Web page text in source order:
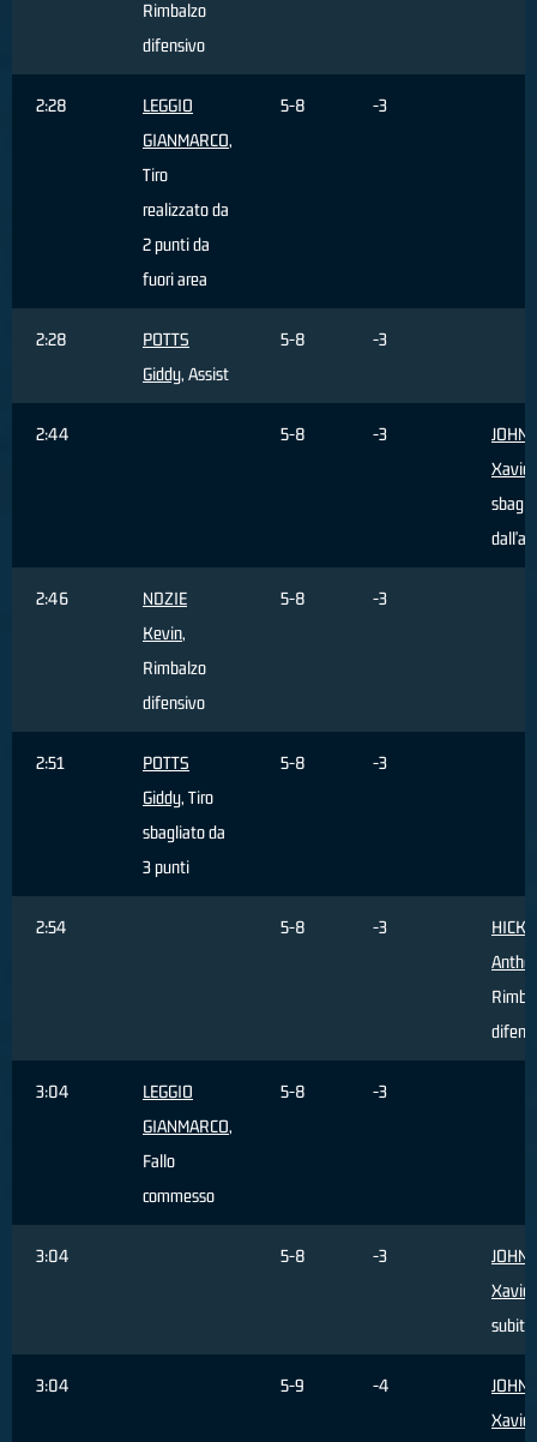
Rimbalzo
difensivo
2:28
LEGGIO
GIANMARCO,
Tiro
realizzato da
2 punti da
fuori area
5-8 -3
2:28
POTTS
Giddy, Assist
5-8 -3
2:44 5-8 -3
Xavier
2:46
NDZIE
Kevin,
Rimbalzo
difensivo
5-8 -3
2:51
POTTS
Giddy, Tiro
sbagliato da
3 punti
5-8 -3
2:54 5-8 -3
3:04
LEGGIO
GIANMARCO,
Fallo
commesso
5-8 -3
3:04 5-8 -3
Xavier
subito
3:04 5-9 -4
Xavier